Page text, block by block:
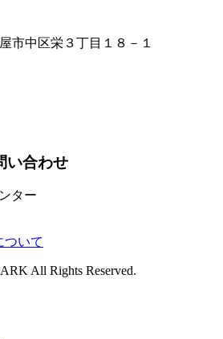
市中区栄３丁目１８－１
い合わせ
ター
ついて
All Rights Reserved.